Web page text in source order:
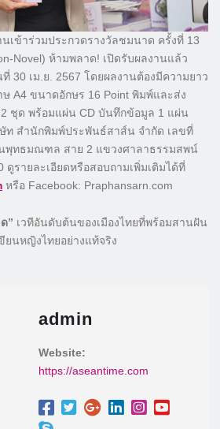
เข้าร่วมประกวดรางวัลชมนาด ครั้งที่ 13
Novel) ห้ามพลาด! เปิดรับผลงานแล้ว
30 เม.ย. 2567 โดยผลงานต้องมีความยาว
A4 ขนาดอักษร 16 Point พิมพ์และส่ง
ชุด พร้อมแผ่น CD บันทึกข้อมูล 1 แผ่น
ท สำนักพิมพ์ประพันธ์สาส์น จำกัด เลขที่
พุทธมณฑล สาย 2 แขวงศาลาธรรมสพน์
รายละเอียดหรือสอบถามเพิ่มเติมได้ที่
หรือ Facebook: Praphansarn.com
” เวทีอันดับต้นของเมืองไทยที่พร้อมสานฝัน
ยนหญิงไทยอย่างแท้จริง
admin
Website:
https://aseantime.com